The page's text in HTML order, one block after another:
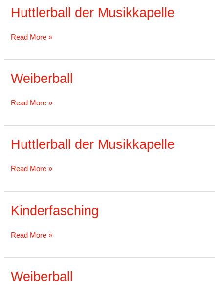
Huttlerball der Musikkapelle
Huttlerball
Musikkapelle
Read More »
Weiberball
Weiberball
Read More »
Huttlerball der Musikkapelle
Huttlerball
Musikkapelle
Read More »
Kinderfasching
Kinderfasching
Read More »
Weiberball
Weiberball